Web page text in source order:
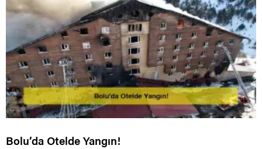
Bolu’da Otelde Yangın!